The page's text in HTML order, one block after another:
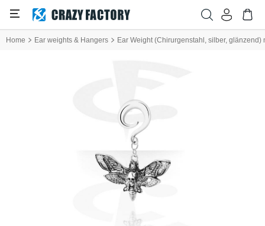
Home Ear weights & Hangers Ear Weight (Chirurgenstahl, silber,